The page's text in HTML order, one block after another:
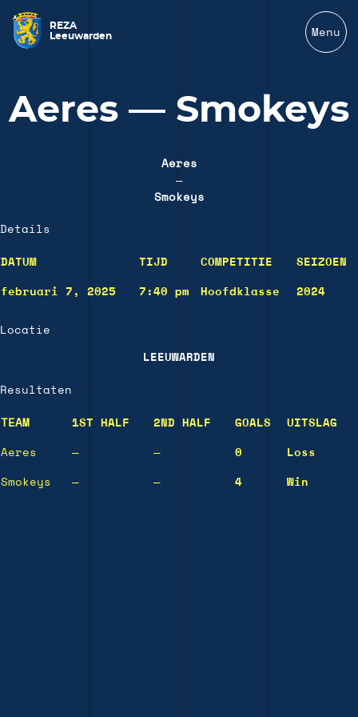
REZA
Leeuwarden
Menu
Aeres — Smokeys
Aeres
—
Smokeys
Details
DATUM TIJD COMPETITIE SEIZOEN
februari 7, 2025 7:40 pm Hoofdklasse 2024
Locatie
LEEUWARDEN
Resultaten
TEAM 1ST HALF 2ND HALF GOALS UITSLAG
Aeres — — 0 Loss
Smokeys — — 4 Win